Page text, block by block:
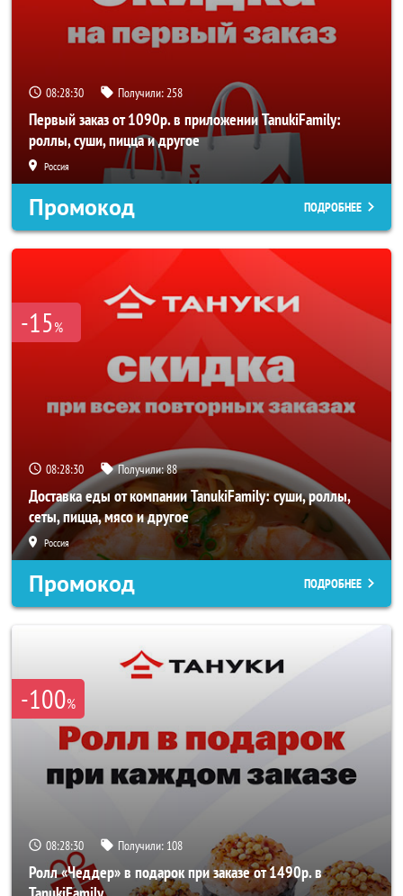
08:28:27 Получили:258
Первый заказ от 1090р. в приложении TanukiFamily:
роллы, суши, пицца и другое
Россия
Промокод ПОДРОБНЕЕ
-15%
08:28:27 Получили:88
Доставка еды от компании TanukiFamily: суши, роллы,
сеты, пицца, мясо и другое
Россия
Промокод ПОДРОБНЕЕ
-100%
08:28:27 Получили: 108
Ролл «Чеддер» в подарок при заказе от 1490р. в